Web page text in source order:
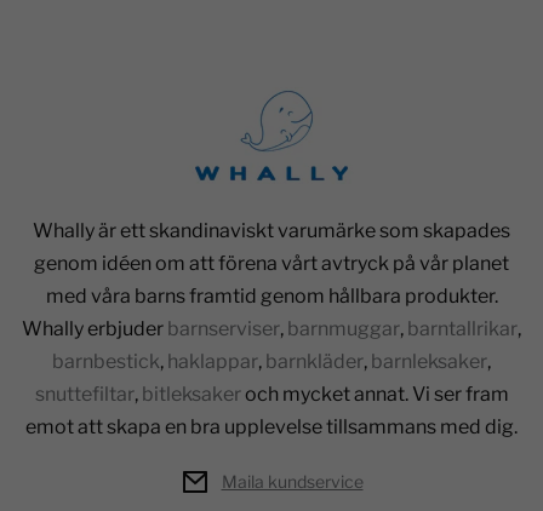
Whally är ett skandinaviskt varumärke som skapades
genom idéen om att förena vårt avtryck på vår planet
med våra barns framtid genom hållbara produkter.
Whally erbjuder barnserviser, barnmuggar, barntallrikar,
barnbestick, haklappar, barnkläder, barnleksaker,
snuttefiltar, bitleksakeroch mycket annat. Vi ser fram
emot att skapa en bra upplevelse tillsammans med dig.
Maila kundservice